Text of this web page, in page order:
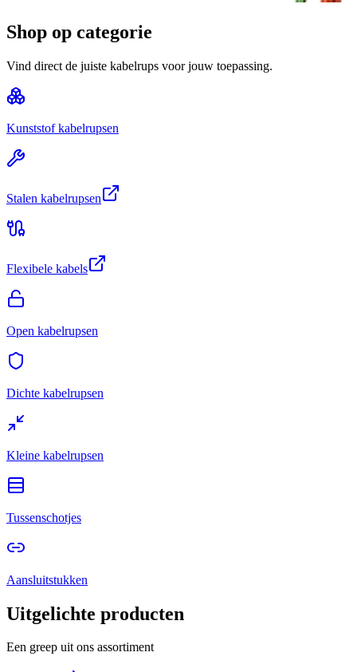
Shop op categorie
Vind direct de juiste kabelrups voor jouw toepassing.
Kunststof kabelrupsen
Stalen kabelrupsen
Flexibele kabels
Open kabelrupsen
Dichte kabelrupsen
Kleine kabelrupsen
Tussenschotjes
Aansluitstukken
Uitgelichte producten
Een greep uit ons assortiment